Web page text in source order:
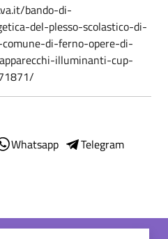
bando-di-
del-plesso-scolastico-di-
di-ferno-opere-di-
illuminanti-cup-
Whatsapp
Telegram